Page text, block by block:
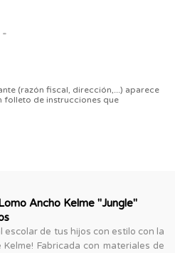
-
(razón fiscal, dirección,...) aparece
folleto de instrucciones que
Ancho Kelme "Jungle"
escolar de tus hijos con estilo con la
Fabricada con materiales de